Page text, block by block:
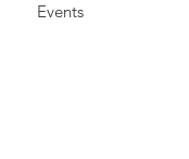
Events